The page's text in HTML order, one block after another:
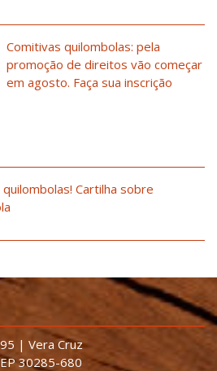
Comitivas quilombolas: pela
promoção de direitos vão começar
em agosto. Faça sua inscrição
Cartilha sobre
| Vera Cruz
30285-680